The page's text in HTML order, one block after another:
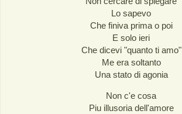
Lo sapevo
Che finiva prima o poi
E solo ieri
Che dicevi "quanto ti amo"
Me era soltanto
Una stato di agonia
Non c'e cosa
Piu illusoria dell'amore